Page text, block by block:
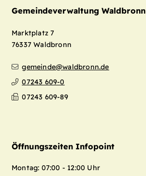
Gemeindeverwaltung Waldbronn
Marktplatz 7
76337 Waldbronn
gemeinde@waldbronn.de
07243 609-0
07243 609-89
Öffnungszeiten Infopoint
Montag: 07:00 - 12:00 Uhr